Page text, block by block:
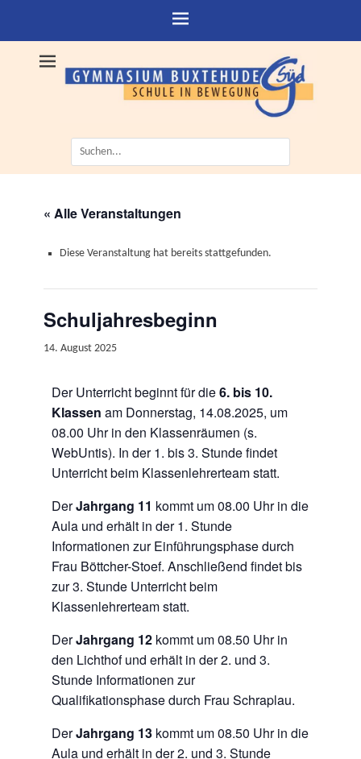
Suche
nach:
« Alle Veranstaltungen
Diese Veranstaltung hat bereits stattgefunden.
Schuljahresbeginn
14. August 2025
Der Unterricht beginnt für die6. bis 10.
Klassen am Donnerstag, 14.08.2025, um
08.00 Uhr in den Klassenräumen (s.
WebUntis). In der 1. bis 3. Stunde findet
Unterricht beim Klassenlehrerteam statt.
DerJahrgang 11 kommt um 08.00 Uhr in die
Aula und erhält in der 1. Stunde
Informationen zur Einführungsphase durch
Frau Böttcher-Stoef. Anschließend findet bis
zur 3. Stunde Unterricht beim
Klassenlehrerteam statt.
DerJahrgang 12 kommt um 08.50 Uhr in
den Lichthof und erhält in der 2. und 3.
Stunde Informationen zur
Qualifikationsphase durch Frau Schraplau.
DerJahrgang 13 kommt um 08.50 Uhr in die
Aula und erhält in der 2. und 3. Stunde